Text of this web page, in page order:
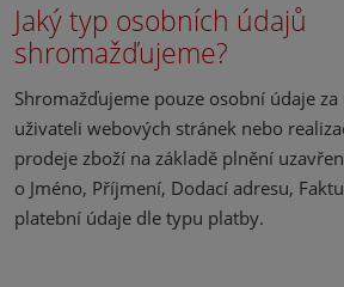
Jaký typ osobních údajů
shromažďujeme?
Shromažďujeme pouze osobní údaje
uživateli webových stránek nebo
prodeje zboží na základě plnění
o Jméno, Příjmení, Dodací adresu,
platební údaje dle typu platby.